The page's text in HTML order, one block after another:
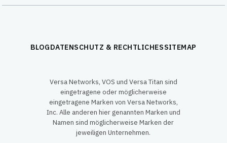
BLOGDATENSCHUTZ & RECHTLICHESSITEMAP
Versa Networks, VOS und Versa Titan sind
eingetragene oder möglicherweise
eingetragene Marken von Versa Networks,
Inc. Alle anderen hier genannten Marken und
Namen sind möglicherweise Marken der
jeweiligen Unternehmen.